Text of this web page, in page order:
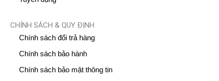
CHÍNH SÁCH & QUY ĐỊNH
Chính sách đổi trả hàng
Chính sách bảo hành
Chính sách bảo mật thông tin